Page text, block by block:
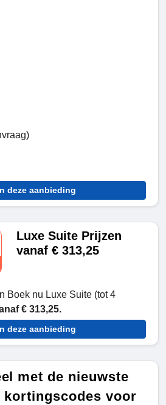
deze aanbieding
Luxe Suite Prijzen
vanaf € 313,25
Boek nu Luxe Suite (tot 4
€ 313,25.
deze aanbieding
met de nieuwste
kortingscodes voor